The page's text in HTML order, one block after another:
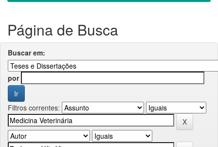
Página de Busca
Buscar em:
por
Filtros correntes: